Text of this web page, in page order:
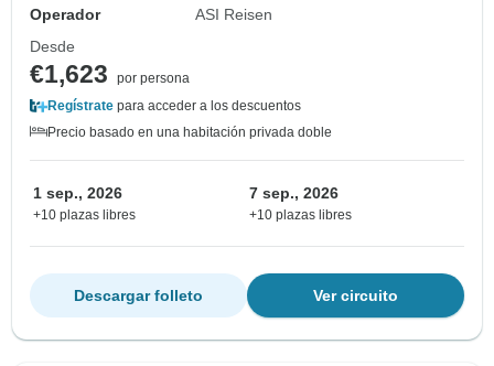
Operador
ASI Reisen
Desde
€1,623
por persona
Regístrate para acceder a los descuentos
Precio basado en una habitación privada doble
1 sep., 2026
+10 plazas libres
7 sep., 2026
+10 plazas libres
Ver circuito
Descargar folleto